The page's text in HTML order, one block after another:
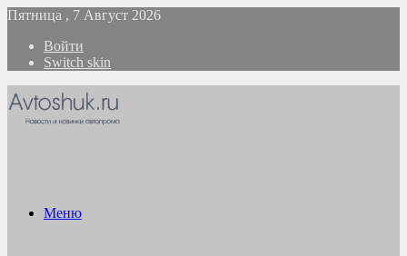
Пятница , 7 Август 2026
Войти
Switch skin
Меню